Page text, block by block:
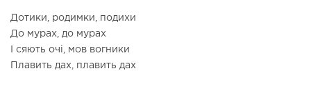
Дотики, родимки, подихи
До мурах, до мурах
І сяють очі, мов вогники
Плавить дах, плавить дах